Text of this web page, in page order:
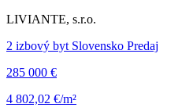
LIVIANTE, s.r.o.
2 izbový byt Slovensko Predaj
285 000 €
4 802,02 €/m²